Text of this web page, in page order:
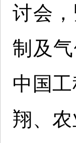
讨会
制及
中国
翔、